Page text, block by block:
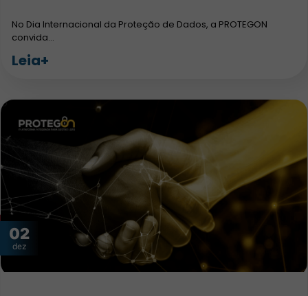
No Dia Internacional da Proteção de Dados, a PROTEGON
convida…
Leia+
02
dez